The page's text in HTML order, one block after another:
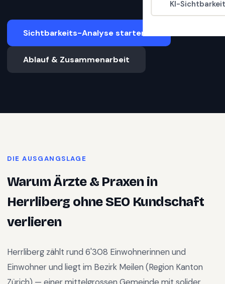
KI-
Sichtbarkeits-Analyse starten
Ablauf & Zusammenarbeit
DIE AUSGANGSLAGE
WarumÄrzte & Praxenin
Herrliberg ohne SEO Kundschaft
verlieren
Herrliberg zählt rund 6'308 Einwohnerinnen und
Einwohner und liegt im Bezirk Meilen (Region Kanton